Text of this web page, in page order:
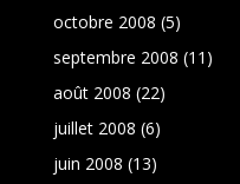
octobre 2008 (5)
septembre 2008 (11)
août 2008 (22)
juillet 2008 (6)
juin 2008 (13)